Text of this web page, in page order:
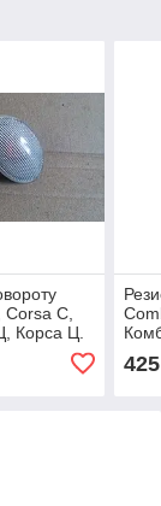
C,
Корса Ц.
425